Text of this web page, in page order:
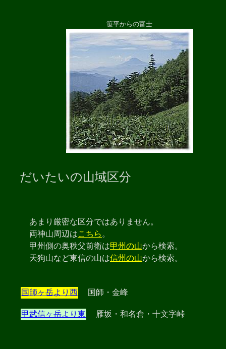
笹平からの富士
だいたいの山域区分
あまり厳密な区分ではありません。
両神山周辺はこちら 。
甲州側の奥秩父前衛は甲州の山から検索。
天狗山など東信の山は信州の山から検索。
国師ヶ岳より西 国師・金峰
甲武信ヶ岳より東 雁坂・和名倉・十文字峠